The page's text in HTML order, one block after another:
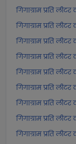
गिगाग्राम प्रति
गिगाग्राम प्रति
गिगाग्राम प्रति
गिगाग्राम प्रति
गिगाग्राम प्रति
गिगाग्राम प्रति
गिगाग्राम प्रति
गिगाग्राम प्रति
गिगाग्राम प्रति